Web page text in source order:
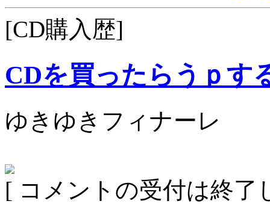
[CD購入歴]
CDを買ったらうｐす
ゆきゆきフィナーレ
[ コメントの受付は終了